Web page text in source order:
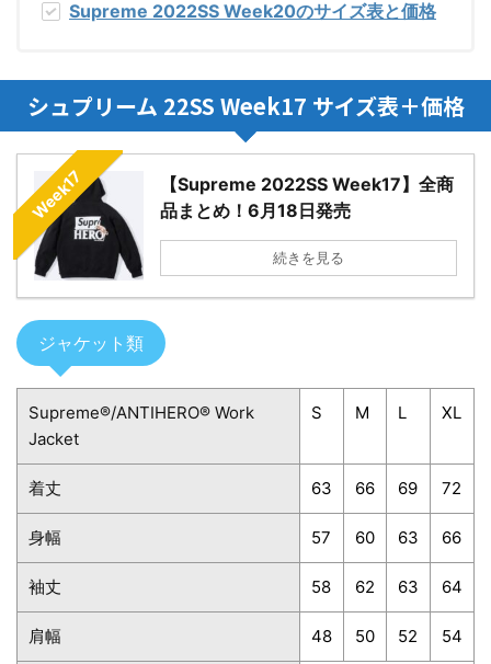
Supreme 2022SS Week20のサイズ表と価格
シュプリーム 22SS Week17 サイズ表＋価格
Week17
【Supreme 2022SS Week17】全商
品まとめ！6月18日発売
続きを見る
ジャケット類
Supreme®/ANTIHERO® Work
Jacket
S M L XL
着丈 63 66 69 72
身幅 57 60 63 66
袖丈 58 62 63 64
肩幅 48 50 52 54